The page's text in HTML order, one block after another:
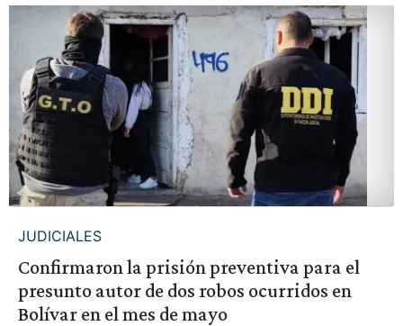
JUDICIALES
Confirmaron la prisión preventiva para el
presunto autor de dos robos ocurridos en
Bolívar en el mes de mayo